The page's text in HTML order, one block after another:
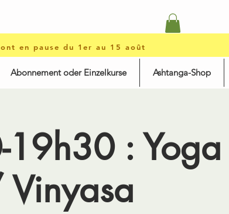
en pause du 1er au 15 août
Abonnement oder Einzelkurse Ashtanga-Shop
: Yoga